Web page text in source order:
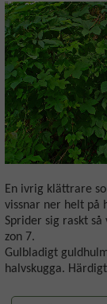
En ivrig klättrare
vissnar ner helt på
Sprider sig raskt
zon 7.
Gulbladigt
halvskugga.